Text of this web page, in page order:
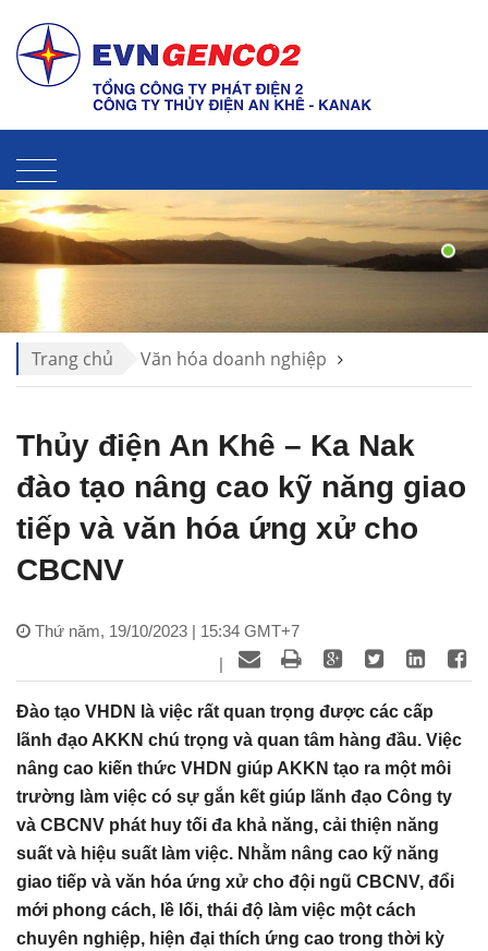
Liên hệ
Trang chủ Văn hóa doanh nghiệp
Thủy điện An Khê – Ka Nak
đào tạo nâng cao kỹ năng giao
tiếp và văn hóa ứng xử cho
CBCNV
Thứ năm, 19/10/2023 | 15:34 GMT+7
|
Đào tạo VHDN là việc rất quan trọng được các cấp
lãnh đạo AKKN chú trọng và quan tâm hàng đầu. Việc
nâng cao kiến thức VHDN giúp AKKN tạo ra một môi
trường làm việc có sự gắn kết giúp lãnh đạo Công ty
và CBCNV phát huy tối đa khả năng, cải thiện năng
suất và hiệu suất làm việc. Nhằm nâng cao kỹ năng
giao tiếp và văn hóa ứng xử cho đội ngũ CBCNV, đổi
mới phong cách, lề lối, thái độ làm việc một cách
chuyên nghiệp, hiện đại thích ứng cao trong thời kỳ